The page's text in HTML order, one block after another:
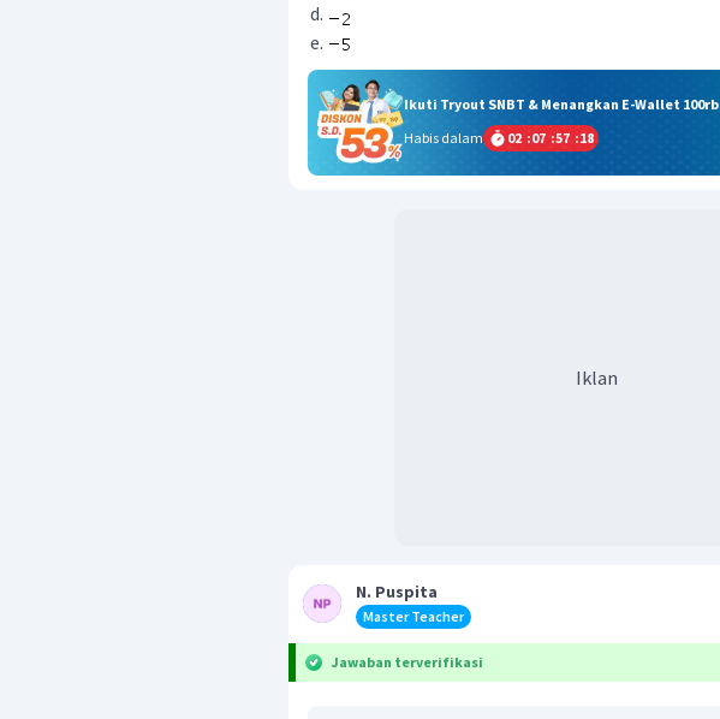
Ikuti Tryout SNBT & Menangkan E-Wallet 100rb
Habis dalam
02 :07 :57 :18
Iklan
N. Puspita
Master Teacher
Jawaban terverifikasi